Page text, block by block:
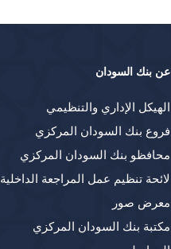
عن بنك السودان
الهيكل الإداري والتنظيمي
فروع بنك السودان المركزي
محافظو بنك السودان المركزي
لائحة تنظيم عمل المراجعة الداخلية
معرض صور
مكتبة بنك السودان المركزي